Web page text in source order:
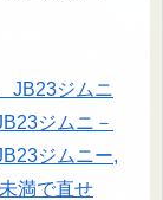
JB23ジムニ
ジムニ－
ジムニー,
満で直せ